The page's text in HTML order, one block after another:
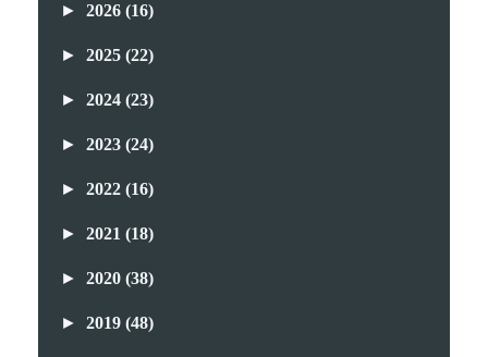
► 2026 (16)
► 2025 (22)
► 2024 (23)
► 2023 (24)
► 2022 (16)
► 2021 (18)
► 2020 (38)
► 2019 (48)